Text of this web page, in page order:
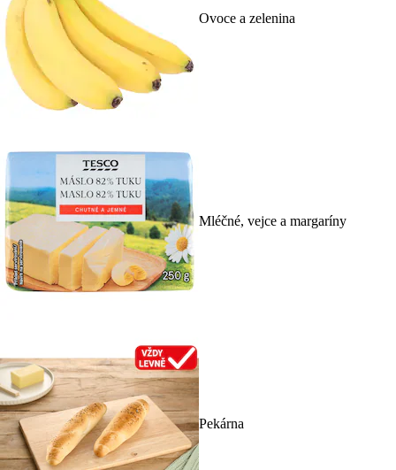
Ovoce a zelenina
Mléčné, vejce a margaríny
Pekárna